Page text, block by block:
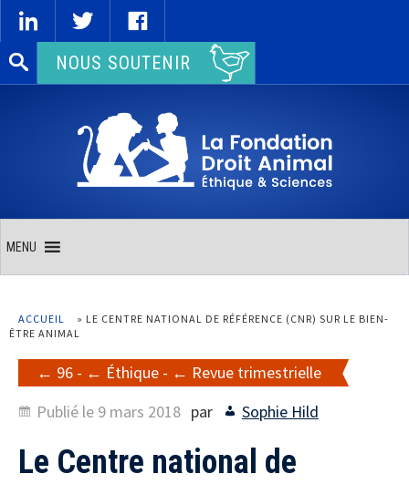
Rechercher :NOUS SOUTENIR
MENU
ACCUEIL » LE CENTRE NATIONAL DE RÉFÉRENCE (CNR) SUR LE BIEN-
ÊTRE ANIMAL
96 - Éthique -
Revue trimestrielle
Publié le 9 mars 2018 par Sophie Hild
Le Centre national de